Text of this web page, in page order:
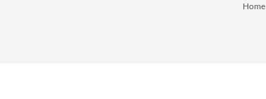
Home